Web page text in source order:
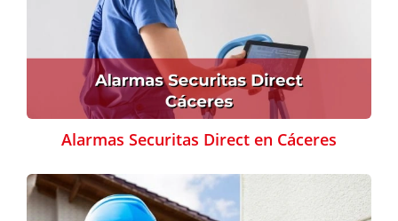
Alarmas Securitas Direct en Cáceres